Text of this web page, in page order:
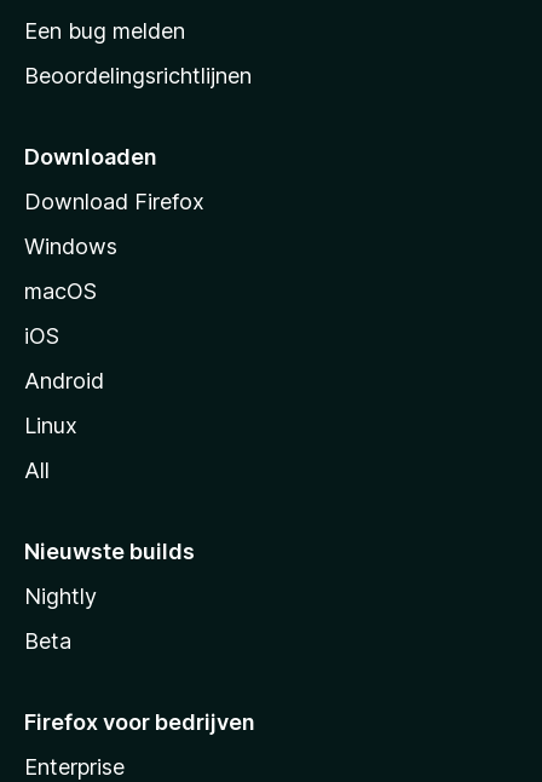
t
r
p
g
i
Een bug melden
Beoordelingsrichtlijnen
Downloaden
Download Firefox
Windows
macOS
iOS
Android
Linux
All
Nieuwste builds
Nightly
Beta
Firefox voor bedrijven
Enterprise